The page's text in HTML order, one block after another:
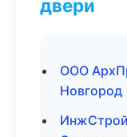
двери
ООО
Новгород